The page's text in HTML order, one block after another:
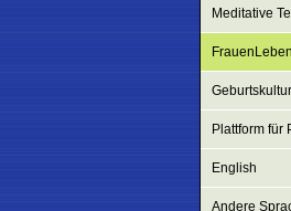
Meditative
FrauenLeben
Geburtskultur
Plattform für
English
Andere